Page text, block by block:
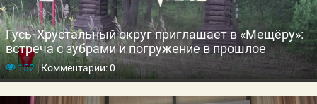
Гусь‑Хрустальный округ приглашает в «Мещёру»:
встреча с зубрами и погружение в прошлое
152 |Комментарии: 0